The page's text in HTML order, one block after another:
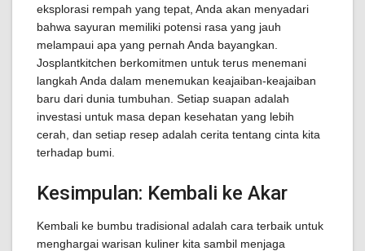
eksplorasi rempah yang tepat, Anda akan menyadari
bahwa sayuran memiliki potensi rasa yang jauh
melampaui apa yang pernah Anda bayangkan.
Josplantkitchen berkomitmen untuk terus menemani
langkah Anda dalam menemukan keajaiban-keajaiban
baru dari dunia tumbuhan. Setiap suapan adalah
investasi untuk masa depan kesehatan yang lebih
cerah, dan setiap resep adalah cerita tentang cinta kita
terhadap bumi.
Kesimpulan: Kembali ke Akar
Kembali ke bumbu tradisional adalah cara terbaik untuk
menghargai warisan kuliner kita sambil menjaga